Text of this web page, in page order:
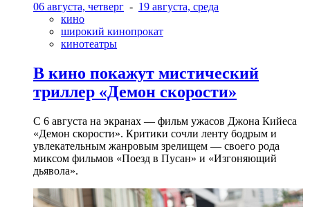
06 августа, четверг - 19 августа, среда
кино
широкий кинопрокат
кинотеатры
В кино покажут мистический
триллер «Демон скорости»
С 6 августа на экранах — фильм ужасов Джона Кийеса
«Демон скорости». Критики сочли ленту бодрым и
увлекательным жанровым зрелищeм — своего рода
миксом фильмов «Поезд в Пусан» и «Изгоняющий
дьявола».